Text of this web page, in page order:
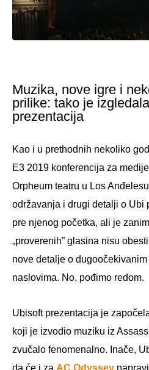
Muzika, nove igre i
prilike: tako je
prezentacija
Kao i u prethodnih nekoliko
E3 2019 konferencija za
Orpheum teatru u Los
održavanja i drugi detalji o Ubi
pre njenog početka, ali je
„proverenih” glasina nisu
nove detalje o
naslovima. No, pođimo redom.
Ubisoft prezentacija je
koji je izvodio muziku iz
zvučalo fenomenalno. Inače,
da će i za AC Odyssey